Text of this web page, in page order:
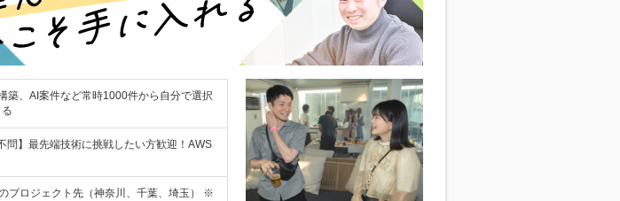
築、AI案件など常時1000件から自分で選択
問】最先端技術に挑戦したい方歓迎！AWS
プロジェクト先（神奈川、千葉、埼玉） ※